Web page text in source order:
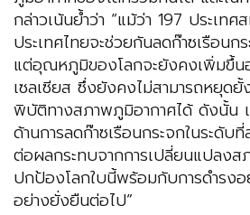
กล่าวเน้นย้ำว่า “แม้ว่า 197 ประเทศ
ประเทศไทยจะช่วยกันลดก๊าซเรือนก
แต่อุณหภูมิของโลกจะยังคงเพิ่มขึ้
เซลเซียส ซึ่งยังคงไม่สามารถหยุด
พิบัติทางสภาพภูมิอากาศได้ ดังนั้น
ด้านการลดก๊าซเรือนกระจกในระดั
ต่อผลกระทบจากการเปลี่ยนแปลงส
ปกป้องโลกใบนี้พร้อมกับการดำรง
อย่างยั่งยืนต่อไป”